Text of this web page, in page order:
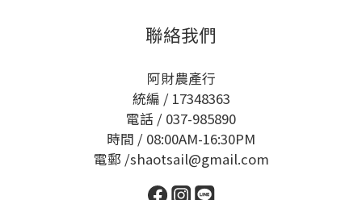
聯絡我們
阿財農產行
統編 / 17348363
電話 / 037-985890
時間 / 08:00AM-16:30PM
電郵 /shaotsail@gmail.com